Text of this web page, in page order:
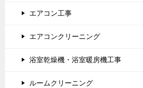
エアコン工事
エアコンクリーニング
浴室乾燥機・浴室暖房機工事
ルームクリーニング